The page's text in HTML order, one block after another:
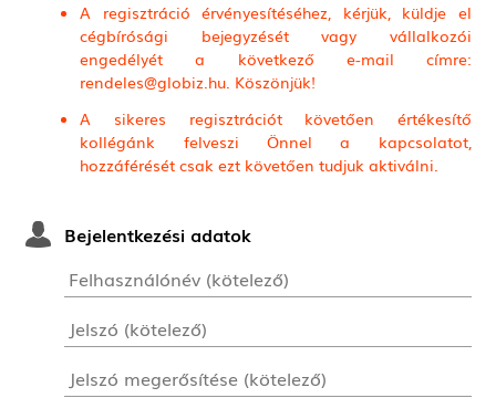
A regisztráció érvényesítéséhez, kérjük, küldje el
cégbírósági bejegyzését vagy vállalkozói
engedélyét a következő e-mail címre:
rendeles@globiz.hu. Köszönjük!
A sikeres regisztrációt követően értékesítő
kollégánk felveszi Önnel a kapcsolatot,
hozzáférését csak ezt követően tudjuk aktiválni.
Bejelentkezési adatok